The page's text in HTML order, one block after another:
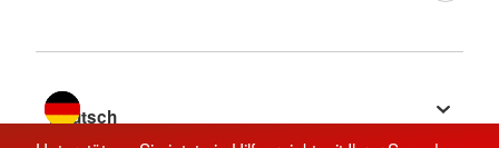
Sprache wechseln zu